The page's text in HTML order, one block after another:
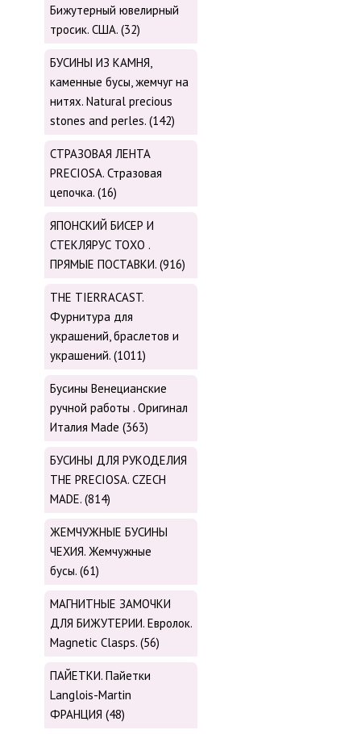
Бижутерный ювелирный
тросик. США. (32)
БУСИНЫ ИЗ КАМНЯ,
каменные бусы, жемчуг на
нитях. Natural precious
stones and perles. (142)
СТРАЗОВАЯ ЛЕНТА
PRECIOSA. Стразовая
цепочка. (16)
ЯПОНСКИЙ БИСЕР И
СТЕКЛЯРУС TOХО .
ПРЯМЫЕ ПОСТАВКИ. (916)
THE TIERRACAST.
Фурнитура для
украшений, браслетов и
украшений. (1011)
Бусины Венецианские
ручной работы . Оригинал
Италия Made (363)
БУСИНЫ ДЛЯ РУКОДЕЛИЯ
THE PRECIOSA. CZECH
MADE. (814)
ЖЕМЧУЖНЫЕ БУСИНЫ
ЧЕХИЯ. Жемчужные
бусы. (61)
МАГНИТНЫЕ ЗАМОЧКИ
ДЛЯ БИЖУТЕРИИ. Евролок.
Magnetic Сlasps. (56)
ПАЙЕТКИ. Пайетки
Langlois-Martin
ФРАНЦИЯ (48)